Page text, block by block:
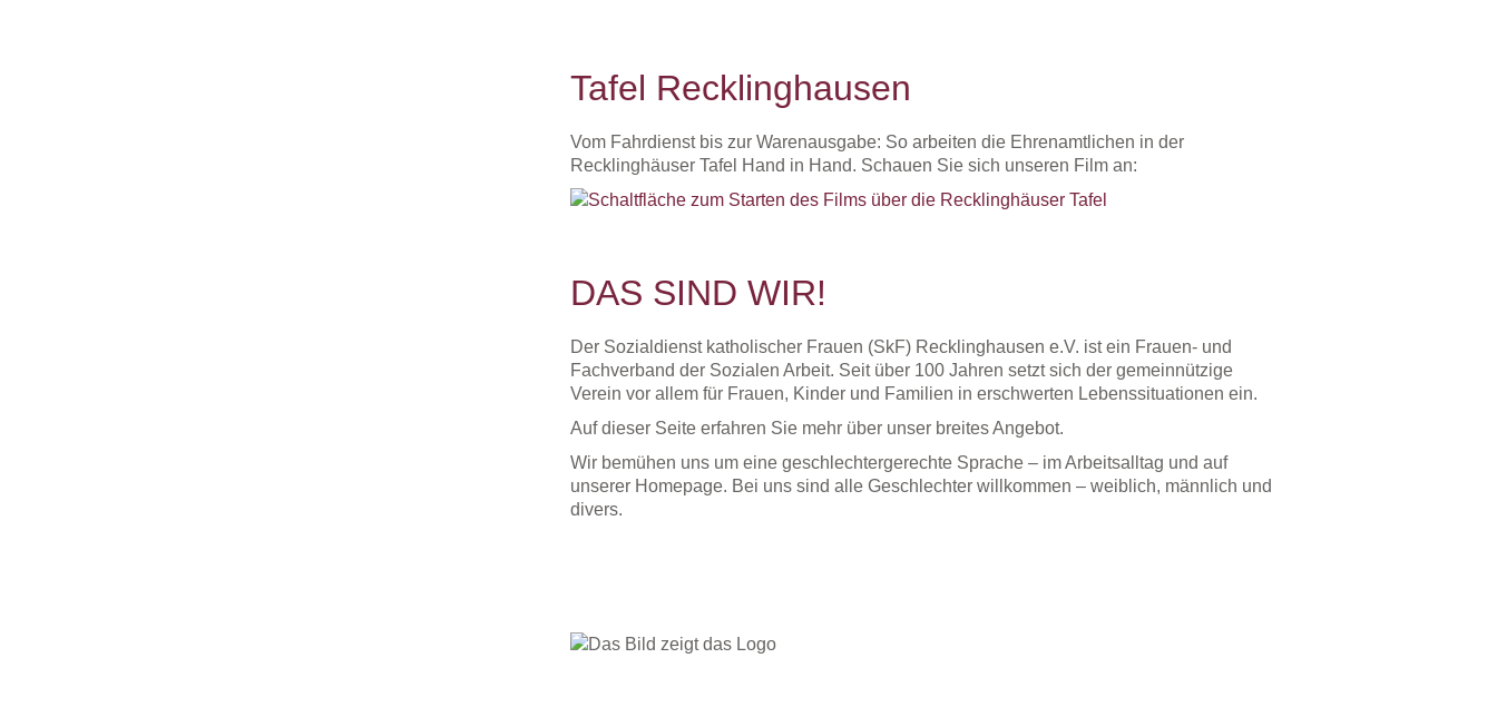
Tafel Recklinghausen
Vom Fahrdienst bis zur Warenausgabe: So arbeiten die Ehrenamtlichen in der
Recklinghäuser Tafel Hand in Hand. Schauen Sie sich unseren Film an:
DAS SIND WIR!
Der Sozialdienst katholischer Frauen (SkF) Recklinghausen e.V. ist ein Frauen- und
Fachverband der Sozialen Arbeit. Seit über 100 Jahren setzt sich der gemeinnützige
Verein vor allem für Frauen, Kinder und Familien in erschwerten Lebenssituationen ein.
Auf dieser Seite erfahren Sie mehr über unser breites Angebot.
Wir bemühen uns um eine geschlechtergerechte Sprache – im Arbeitsalltag und auf
unserer Homepage. Bei uns sind alle Geschlechter willkommen – weiblich, männlich und
divers.